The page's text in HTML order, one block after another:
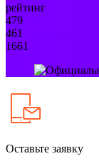
рейтинг
479
461
1661
Оставьте заявку